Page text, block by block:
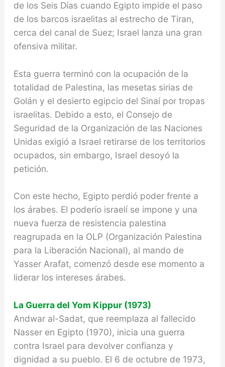
de los Seis Días cuando Egip­to impide el paso
de los barcos israelitas al estrecho de Tiran,
cerca del canal de Suez; Israel lanza una gran
ofensiva militar.
Esta guerra terminó con la ocupación de la
totalidad de Palestina, las mesetas sirias de
Golán y el desierto egipcio del Sinaí por tropas
israelitas. De­bido a esto, el Consejo de
Seguridad de la Organiza­ción de las Naciones
Unidas exigió a Israel retirarse de los territorios
ocupados, sin embargo, Israel des­oyó la
petición.
Con este hecho, Egipto perdió poder frente a
los árabes. El poderío israelí se impone y una
nueva fuerza de resistencia palestina
reagrupada en la OLP (Organización Palestina
para la Liberación Nacional), al mando de
Yasser Arafat, comenzó des­de ese momento a
liderar los intereses árabes.
La Guerra del Yom Kippur (1973)
Andwar al-Sadat, que reemplaza al fallecido
Nasser en Egipto (1970), inicia una guerra
contra Israel para devolver confianza y
dignidad a su pueblo. El 6 de octubre de 1973,